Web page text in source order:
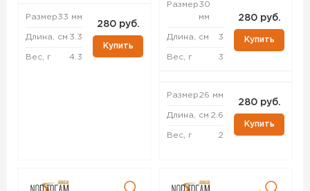
Размер33 мм
Длина, см 3.3
Вес, г 4.3
280 руб.
Купить
Размер30
мм
Длина, см 3
Вес, г 3
280 руб.
Купить
Размер26 мм
Длина, см 2.6
Вес, г 2
280 руб.
Купить